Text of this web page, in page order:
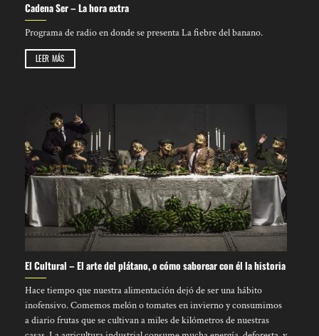
Cadena Ser – La hora extra
Programa de radio en donde se presenta La fiebre del banano.
LEER MÁS
El Cultural – El arte del plátano, o cómo saborear con él la historia
Hace tiempo que nuestra alimentación dejó de ser una hábito
inofensivo. Comemos melón o tomates en invierno y consumimos
a diario frutas que se cultivan a miles de kilómetros de nuestras